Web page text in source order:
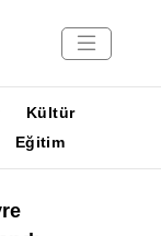
Kültür
Eğitim